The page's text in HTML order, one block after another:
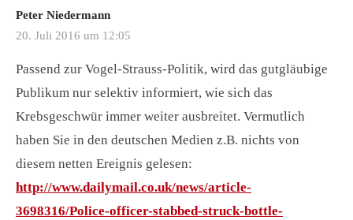
Peter Niedermann
20. Juli 2016 um 12:05
Passend zur Vogel-Strauss-Politik, wird das gutgläubige
Publikum nur selektiv informiert, wie sich das
Krebsgeschwür immer weiter ausbreitet. Vermutlich
haben Sie in den deutschen Medien z.B. nichts von
diesem netten Ereignis gelesen:
http://www.dailymail.co.uk/news/article-
3698316/Police-officer-stabbed-struck-bottle-